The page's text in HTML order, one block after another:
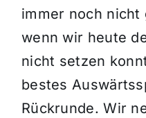
immer noch nicht
wenn wir heute
nicht setzen
bestes
Rückrunde. Wir